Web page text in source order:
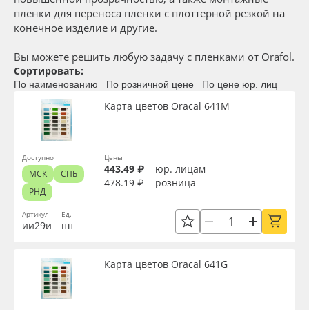
Поставщикам
8 800 550 7888
Москва
Инженерные пластики
Упаковочные материалы
Оборудование и инструмент
Новинки ассортимента
Oracal 641
Orajet 3640
Плёнка монтажная Oratape
ПЭТ листовой
ПЭТ бэклит
Сбросить фильтр
пленки для переноса пленки с плоттерной резкой на
конечное изделие и другие.
Вы можете решить любую задачу с пленками от Orafol.
Сортировать:
По наименованию По розничной цене По цене юр. лиц
Артикул
ии29и
Карта цветов Oracal 641M
Ед.
шт
Цены
443.49 ₽
юр. лицам
478.19 ₽
розница
Доступно
МСК
СПБ
РНД
Карта цветов Oracal 641G